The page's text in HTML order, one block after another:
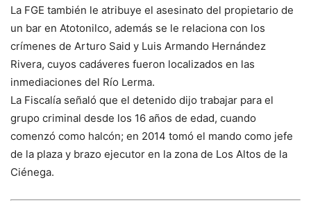
La FGE también le atribuye el asesinato del propietario de
un bar en Atotonilco, además se le relaciona con los
crímenes de Arturo Said y Luis Armando Hernández
Rivera, cuyos cadáveres fueron localizados en las
inmediaciones del Río Lerma.
La Fiscalía señaló que el detenido dijo trabajar para el
grupo criminal desde los 16 años de edad, cuando
comenzó como halcón; en 2014 tomó el mando como jefe
de la plaza y brazo ejecutor en la zona de Los Altos de la
Ciénega.